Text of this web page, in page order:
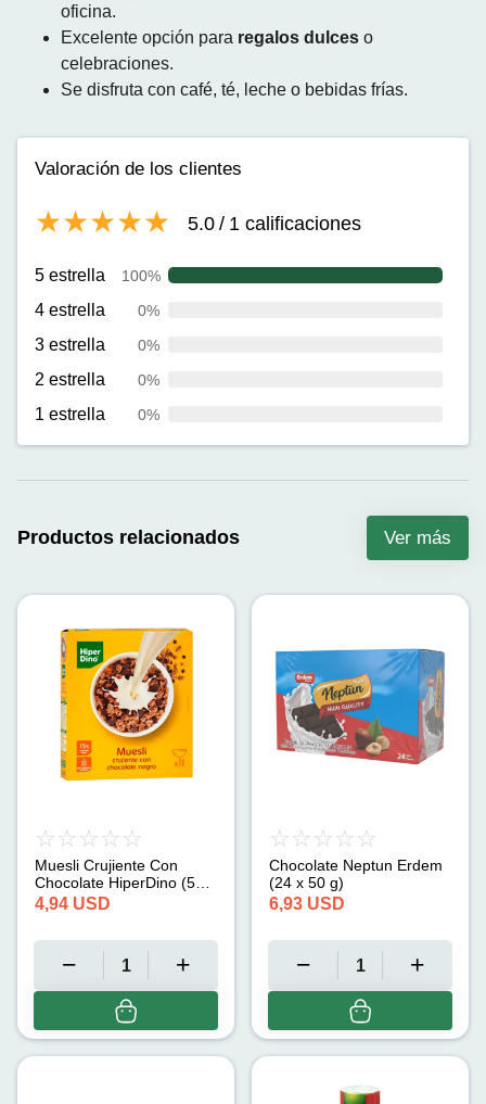
oficina.
Excelente opción para regalos dulces o
celebraciones.
Se disfruta con café, té, leche o bebidas frías.
Valoración de los clientes
5.0 / 1 calificaciones
5 estrella 100%
4 estrella 0%
3 estrella 0%
2 estrella 0%
1 estrella 0%
Productos relacionados Ver más
Muesli Crujiente Con
Chocolate HiperDino (500
g)
4,94 USD
Chocolate Neptun Erdem
(24 x 50 g)
6,93 USD